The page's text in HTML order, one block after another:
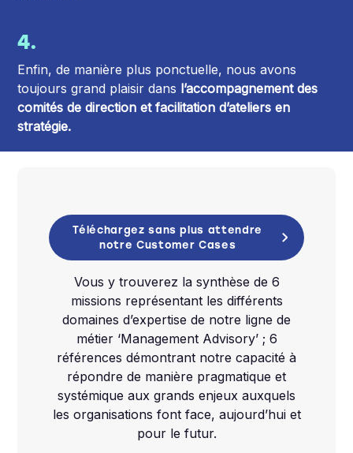
4.
Enfin, de manière plus ponctuelle, nous avons
toujours grand plaisir dans l’accompagnement des
comités de direction et facilitation d’ateliers en
stratégie.
Téléchargez sans plus attendre
notre Customer Cases
Vous y trouverez la synthèse de 6
missions représentant les différents
domaines d’expertise de notre ligne de
métier ‘Management Advisory’ ; 6
références démontrant notre capacité à
répondre de manière pragmatique et
systémique aux grands enjeux auxquels
les organisations font face, aujourd’hui et
pour le futur.